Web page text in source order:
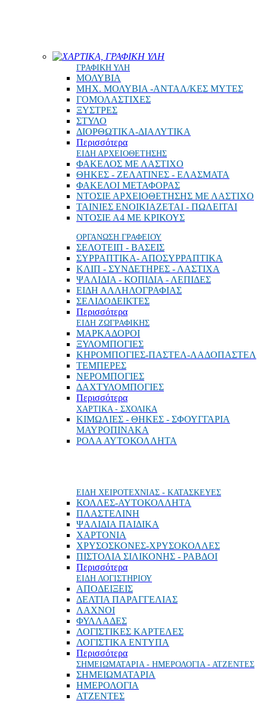
ΧΑΡΤΙΚΑ, ΓΡΑΦΙΚΗ ΥΛΗ
ΓΡΑΦΙΚΗ ΥΛΗ
ΜΟΛΥΒΙΑ
ΜΗΧ. ΜΟΛΥΒΙΑ -ΑΝΤΑΛ/ΚΕΣ ΜΥΤΕΣ
ΓΟΜΟΛΑΣΤΙΧΕΣ
ΞΥΣΤΡΕΣ
ΣΤΥΛΟ
ΔΙΟΡΘΩΤΙΚΑ-ΔΙΑΛΥΤΙΚΑ
Περισσότερα
ΕΙΔΗ ΑΡΧΕΙΟΘΕΤΗΣΗΣ
ΦΑΚΕΛΟΣ ΜΕ ΛΑΣΤΙΧΟ
ΘΗΚΕΣ - ΖΕΛΑΤΙΝΕΣ - ΕΛΑΣΜΑΤΑ
ΦΑΚΕΛΟΙ ΜΕΤΑΦΟΡΑΣ
ΝΤΟΣΙΕ ΑΡΧΕΙΟΘΕΤΗΣΗΣ ΜΕ ΛΑΣΤΙΧΟ
ΤΑΙΝΙΕΣ ΕΝΟΙΚΙΑΖΕΤΑΙ - ΠΩΛΕΙΤΑΙ
ΝΤΟΣΙΕ Α4 ΜΕ ΚΡΙΚΟΥΣ
ΟΡΓΑΝΩΣΗ ΓΡΑΦΕΙΟΥ
ΣΕΛΟΤΕΙΠ - ΒΑΣΕΙΣ
ΣΥΡΡΑΠΤΙΚΑ- ΑΠΟΣΥΡΡΑΠΤΙΚΑ
ΚΛΙΠ - ΣΥΝΔΕΤΗΡΕΣ - ΛΑΣΤΙΧΑ
ΨΑΛΙΔΙΑ - ΚΟΠΙΔΙΑ - ΛΕΠΙΔΕΣ
ΕΙΔΗ ΑΛΛΗΛΟΓΡΑΦΙΑΣ
ΣΕΛΙΔΟΔΕΙΚΤΕΣ
Περισσότερα
ΕΙΔΗ ΖΩΓΡΑΦΙΚΗΣ
ΜΑΡΚΑΔΟΡΟΙ
ΞΥΛΟΜΠΟΓΙΕΣ
ΚΗΡΟΜΠΟΓΙΕΣ-ΠΑΣΤΕΛ-ΛΑΔΟΠΑΣΤΕΛ
ΤΕΜΠΕΡΕΣ
ΝΕΡΟΜΠΟΓΙΕΣ
ΔΑΧΤΥΛΟΜΠΟΓΙΕΣ
Περισσότερα
ΧΑΡΤΙΚΑ - ΣΧΟΛΙΚΑ
ΚΙΜΩΛΙΕΣ - ΘΗΚΕΣ - ΣΦΟΥΓΓΑΡΙΑ
ΜΑΥΡΟΠΙΝΑΚΑ
ΡΟΛΑ ΑΥΤΟΚΟΛΛΗΤΑ
ΕΙΔΗ ΧΕΙΡΟΤΕΧΝΙΑΣ - ΚΑΤΑΣΚΕΥΕΣ
ΚΟΛΛΕΣ-ΑΥΤΟΚΟΛΛΗΤΑ
ΠΛΑΣΤΕΛΙΝΗ
ΨΑΛΙΔΙΑ ΠΑΙΔΙΚΑ
ΧΑΡΤΟΝΙΑ
ΧΡΥΣΟΣΚΟΝΕΣ-ΧΡΥΣΟΚΟΛΛΕΣ
ΠΙΣΤΟΛΙΑ ΣΙΛΙΚΟΝΗΣ - ΡΑΒΔΟΙ
Περισσότερα
ΕΙΔΗ ΛΟΓΙΣΤΗΡΙΟΥ
ΑΠΟΔΕΙΞΕΙΣ
ΔΕΛΤΙΑ ΠΑΡΑΓΓΕΛΙΑΣ
ΛΑΧΝΟΙ
ΦΥΛΛΑΔΕΣ
ΛΟΓΙΣΤΙΚΕΣ ΚΑΡΤΕΛΕΣ
ΛΟΓΙΣΤΙΚΑ ΕΝΤΥΠΑ
Περισσότερα
ΣΗΜΕΙΩΜΑΤΑΡΙΑ - ΗΜΕΡΟΛΟΓΙΑ - ΑΤΖΕΝΤΕΣ
ΣΗΜΕΙΩΜΑΤΑΡΙΑ
ΗΜΕΡΟΛΟΓΙΑ
ΑΤΖΕΝΤΕΣ